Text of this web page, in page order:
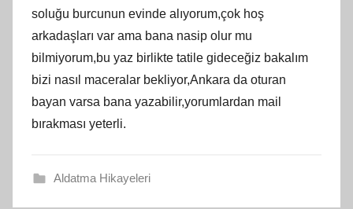
soluğu burcunun evinde alıyorum,çok hoş
arkadaşları var ama bana nasip olur mu
bilmiyorum,bu yaz birlikte tatile gideceğiz bakalım
bizi nasıl maceralar bekliyor,Ankara da oturan
bayan varsa bana yazabilir,yorumlardan mail
bırakması yeterli.
Aldatma Hikayeleri